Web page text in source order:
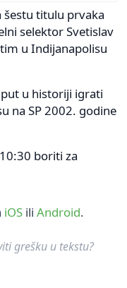
šestu titulu prvaka
selektor Svetislav
u Indijanapolisu
u historiji igrati
na SP 2002. godine
boriti za
iOS ili Android.
grešku u tekstu?